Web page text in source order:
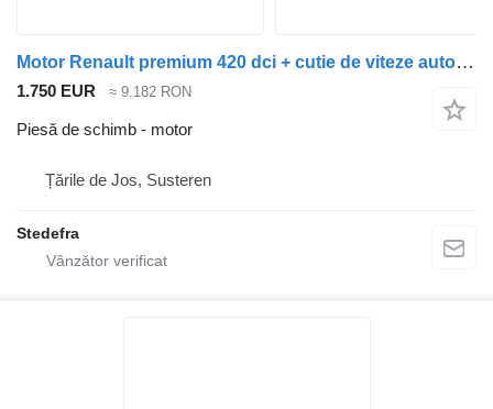
Motor Renault premium 420 dci + cutie de viteze automată pentru camion
1.750 EUR ≈ 9.182 RON
Piesă de schimb - motor
Țările de Jos, Susteren
Stedefra